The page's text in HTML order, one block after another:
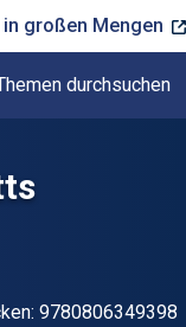
großen Mengen
durchsuchen
9780806349398